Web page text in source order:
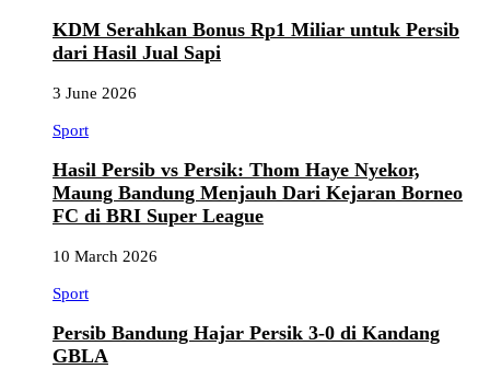
KDM Serahkan Bonus Rp1 Miliar untuk Persib
dari Hasil Jual Sapi
3 June 2026
Sport
Hasil Persib vs Persik: Thom Haye Nyekor,
Maung Bandung Menjauh Dari Kejaran Borneo
FC di BRI Super League
10 March 2026
Sport
Persib Bandung Hajar Persik 3-0 di Kandang
GBLA